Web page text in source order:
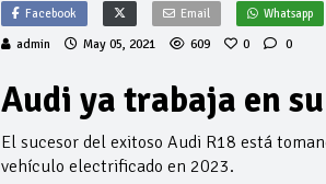
Facebook Email Whatsapp
admin May 05, 2021 609 0 0
Audi ya trabaja en
El sucesor del exitoso Audi R18 está
vehículo electrificado en 2023.